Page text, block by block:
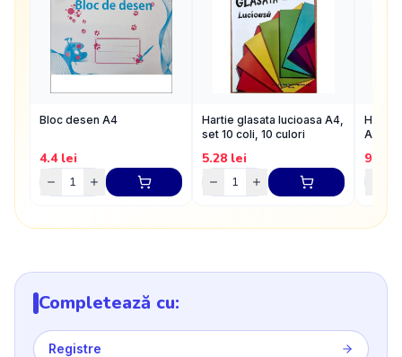
Bloc desen A4
4.4lei
Hartie glasata lucioasa A4,
set 10 coli, 10 culori
5.28 lei
Hartie
A4,
9.84
Completează cu:
Registre